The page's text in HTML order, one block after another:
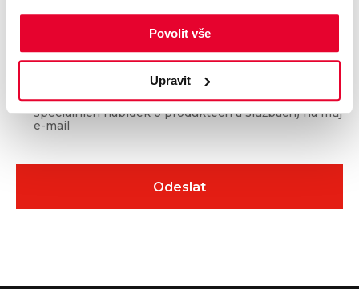
Povolit vše
Upravit
Přečetl jsem a byl jsem poučen s
podmínkamiapodmínkami ochrany osobních údajů
(GDPR)
Souhlasím sezasíláním obchodních sdělení(např.
speciálních nabídek o produktech a službách) na můj
e-mail